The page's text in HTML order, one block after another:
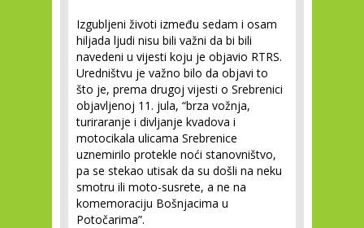
Izgubljeni životi između sedam i osam
hiljada ljudi nisu bili važni da bi bili
navedeni u vijesti koju je objavio RTRS.
Uredništvu je važno bilo da objavi to
što je, prema drugoj vijesti o Srebrenici
objavljenoj 11. jula, “brza vožnja,
turiraranje i divljanje kvadova i
motocikala ulicama Srebrenice
uznemirilo protekle noći stanovništvo,
pa se stekao utisak da su došli na neku
smotru ili moto-susrete, a ne na
komemoraciju Bošnjacima u
Potočarima”.